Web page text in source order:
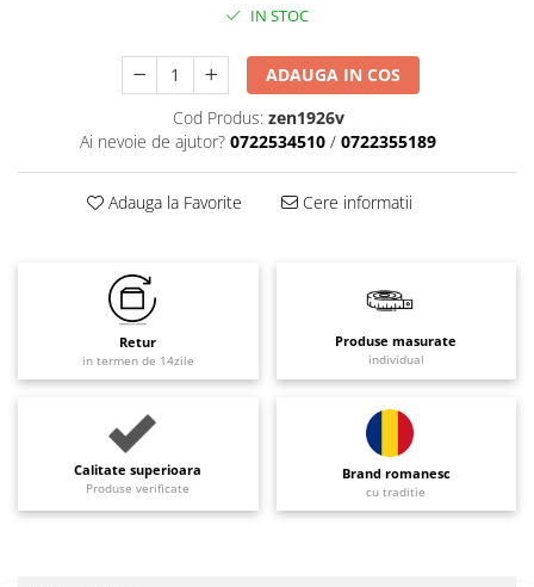
IN STOC
ADAUGA IN COS
Cod Produs: zen1926v
Ai nevoie de ajutor? 0722534510 / 0722355189
Adauga la Favorite Cere informatii
Retur
in termen de 14zile
Produse masurate
individual
Calitate superioara
Produse verificate
Brand romanesc
cu traditie